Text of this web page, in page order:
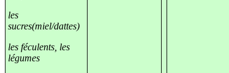
les
sucres(miel/dattes)
les féculents, les
légumes